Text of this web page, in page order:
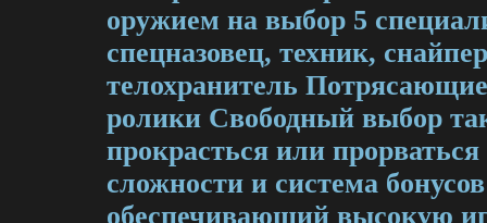
оружием на выбор 5
спецназовец, техник,
телохранитель
ролики Свободный выбор
прокрасться или
сложности и система
обеспечивающий высокую